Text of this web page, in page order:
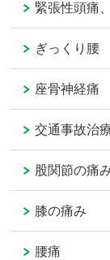
緊張性頭痛
ぎっくり腰
座骨神経痛
交通事故治
股関節の痛
膝の痛み
腰痛